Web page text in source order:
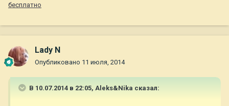
бесплатно
Lady N
Опубликовано 11 июля, 2014
В 10.07.2014 в 22:05, Aleks&Nika сказал: